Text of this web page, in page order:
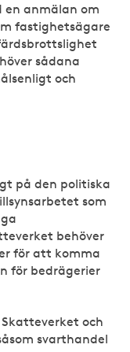
en anmälan om
fastighetsägare
sådana
och
på den politiska
som
behöver
för att komma
för bedrägerier
och
svarthandel